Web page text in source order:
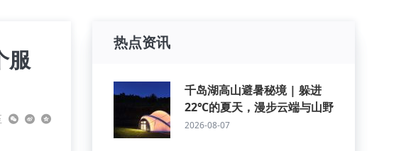
服
热点资讯
千岛湖高山避暑秘境 | 躲进
22℃的夏天，漫步云端与山野
2026-08-07